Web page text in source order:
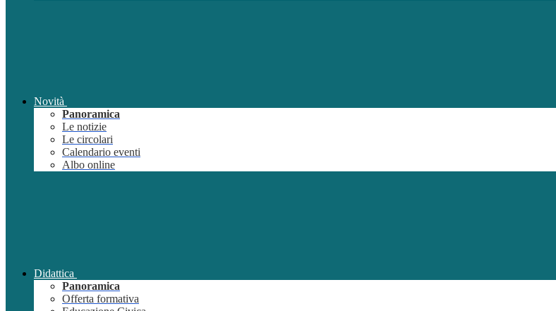
Novità
Panoramica
Le notizie
Le circolari
Calendario eventi
Albo online
Didattica
Panoramica
Offerta formativa